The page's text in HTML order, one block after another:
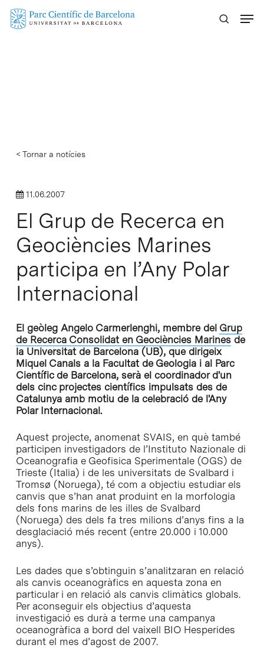
Skip
< Tornar a notícies
11.06.2007
El Grup de Recerca en
Geociències Marines
participa en l’Any Polar
Internacional
El geòleg Angelo Carmerlenghi, membre del Grup
de Recerca Consolidat en Geociències Marinesde
la Universitat de Barcelona (UB), que dirigeix
Miquel Canals a la Facultat de Geologia i al Parc
Científic de Barcelona, serà el coordinador d'un
dels cinc projectes científics impulsats des de
Catalunya amb motiu de la celebració de l'Any
Polar Internacional.
Aquest projecte, anomenat SVAIS, en què també
participen investigadors de l’Instituto Nazionale di
Oceanografia e Geofisica Sperimentale (OGS) de
Trieste (Italia) i de les universitats de Svalbard i
Tromsø (Noruega), té com a objectiu estudiar els
canvis que s’han anat produint en la morfologia
dels fons marins de les illes de Svalbard
(Noruega) des dels fa tres milions d’anys fins a la
desglaciació més recent (entre 20.000 i 10.000
anys).
Les dades que s’obtinguin s’analitzaran en relació
als canvis oceanogràfics en aquesta zona en
particular i en relació als canvis climàtics globals.
Per aconseguir els objectius d’aquesta
investigació es durà a terme una campanya
oceanogràfica a bord del vaixell BIO Hesperides
durant el mes d’agost de 2007.